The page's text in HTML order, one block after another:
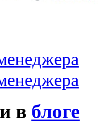
в блоге